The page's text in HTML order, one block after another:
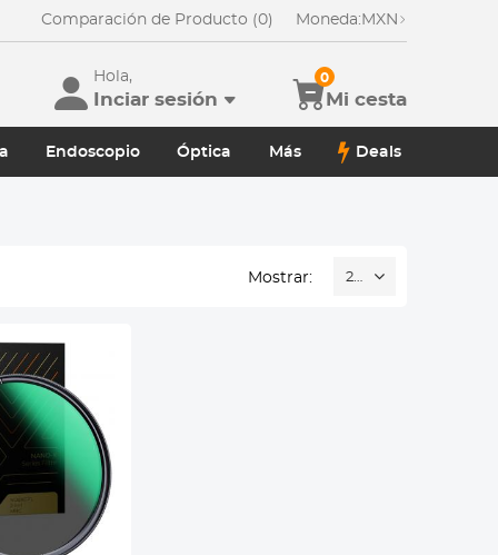
Comparación de Producto (0) Moneda: MXN
Hola,
Inciar sesión Mi cesta
0
Endoscopio Óptica Más Deals
Mostrar: 20